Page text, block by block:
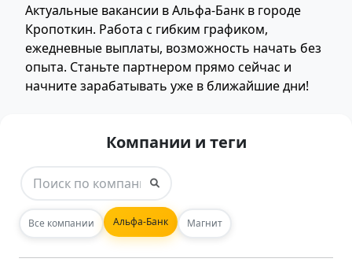
Актуальные вакансии в Альфа-Банк в городе
Кропоткин. Работа с гибким графиком,
ежедневные выплаты, возможность начать без
опыта. Станьте партнером прямо сейчас и
начните зарабатывать уже в ближайшие дни!
Компании и теги
Все компании Альфа-Банк Магнит